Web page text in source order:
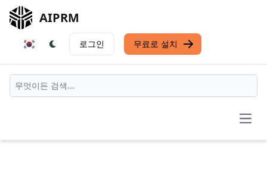
AIPRM
로그인 무료로 설치